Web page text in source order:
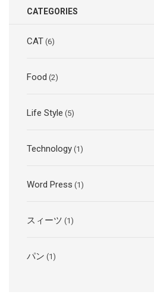
CATEGORIES
CAT (6)
Food (2)
Life Style (5)
Technology (1)
Word Press (1)
スィーツ (1)
パン (1)